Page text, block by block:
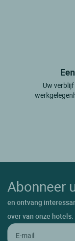
Uw
Abonneer
en ontvang
over van onze hotels.